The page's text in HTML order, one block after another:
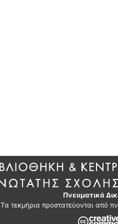
Πνευματικά
Τα τεκμήρια προστατεύονται από